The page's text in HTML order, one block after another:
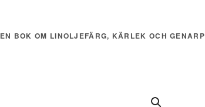
EN BOK OM LINOLJEFÄRG, KÄRLEK OCH GENARP